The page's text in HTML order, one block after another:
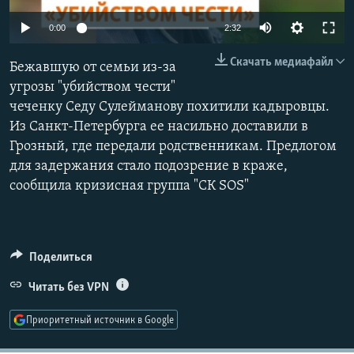
РАСПИСАНИЕ ВЕЩАНИЯ
ПОДПИШИТЕСЬ НА РАССЫЛКУ
СОЦИАЛЬНЫЕ СЕТИ
Все сайты РСЕ/РС
Auto 480p
0:00 2:32
480p
1080p
Скачать медиафайл
Бежавшую от семьи из-за
угрозы "убийством чести"
чеченку Седу Сулейманову похитили кадыровцы.
Из Санкт-Петербурга ее насильно доставили в
Грозный, где передали родственникам. Предлогом
для задержания стало подозрение в краже,
сообщила кризисная группа "СК SOS"
Поделиться
Читать без VPN
Приоритетный источник в Google